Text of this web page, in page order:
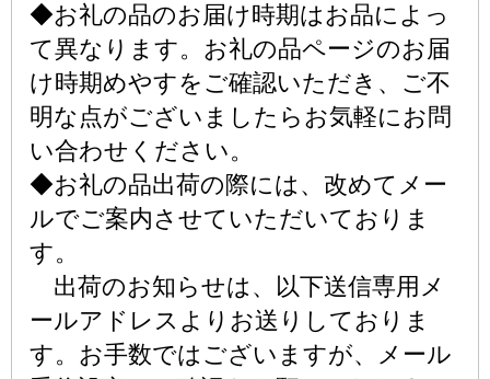
◆お礼の品のお届け時期はお品によっ
て異なります。お礼の品ページのお届
け時期めやすをご確認いただき、ご不
明な点がございましたらお気軽にお問
い合わせください。
◆お礼の品出荷の際には、改めてメー
ルでご案内させていただいておりま
す。
出荷のお知らせは、以下送信専用メ
ールアドレスよりお送りしておりま
す。お手数ではございますが、メール